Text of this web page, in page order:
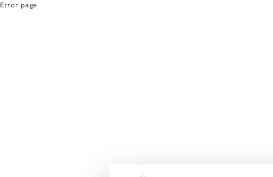
Error page